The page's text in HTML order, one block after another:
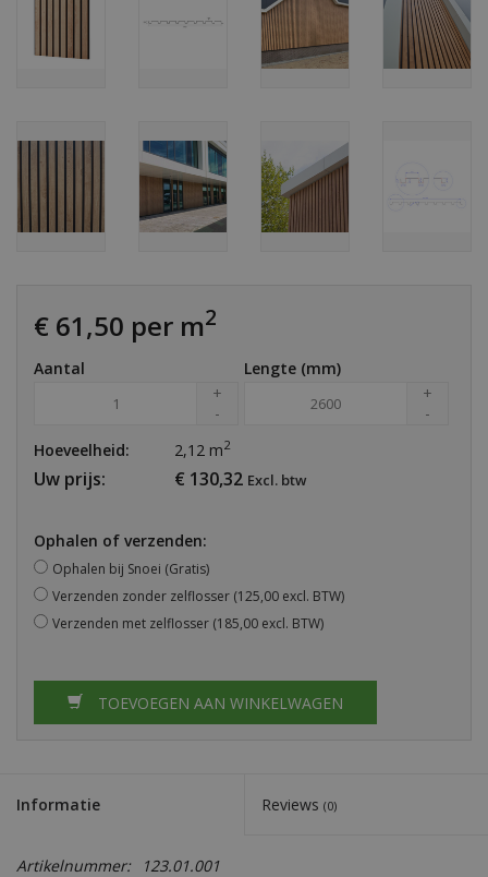
€ 61,50 per m2
Aantal
+
-
Lengte (mm)
+
-
Hoeveelheid:
2,12 m2
Uw prijs: € 130,32 Excl. btw
Ophalen of verzenden:
Ophalen bij Snoei (Gratis)
Verzenden zonder zelflosser (125,00 excl. BTW)
Verzenden met zelflosser (185,00 excl. BTW)
TOEVOEGEN AAN WINKELWAGEN
Informatie Reviews (0)
Artikelnummer:
123.01.001